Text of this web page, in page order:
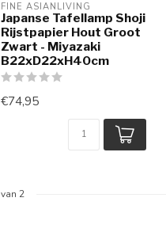
FINE ASIANLIVING
Japanse Tafellamp Shoji
Rijstpapier Hout Groot
Zwart - Miyazaki
B22xD22xH40cm
€74,95
van 2